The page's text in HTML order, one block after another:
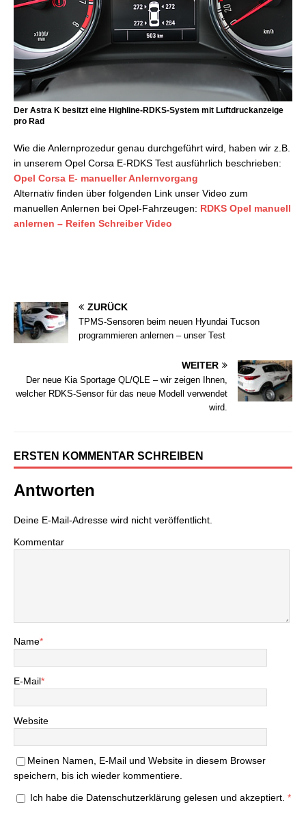
Der Astra K besitzt eine Highline-RDKS-System mit Luftdruckanzeige
pro Rad
Wie die Anlernprozedur genau durchgeführt wird, haben wir z.B.
in unserem Opel Corsa E-RDKS Test ausführlich beschrieben:
Opel Corsa E- manueller Anlernvorgang
Alternativ finden über folgenden Link unser Video zum
manuellen Anlernen bei Opel-Fahrzeugen: RDKS Opel manuell
anlernen – Reifen Schreiber Video
ZURÜCK
TPMS-Sensoren beim neuen Hyundai Tucson
programmieren anlernen – unser Test
WEITER
Der neue Kia Sportage QL/QLE – wir zeigen Ihnen,
welcher RDKS-Sensor für das neue Modell verwendet
wird.
ERSTEN KOMMENTAR SCHREIBEN
Antworten
Deine E-Mail-Adresse wird nicht veröffentlicht.
Kommentar
Name*
E-Mail*
Website
Meinen Namen, E-Mail und Website in diesem Browser
speichern, bis ich wieder kommentiere.
Ich habe die Datenschutzerklärung gelesen und akzeptiert. *